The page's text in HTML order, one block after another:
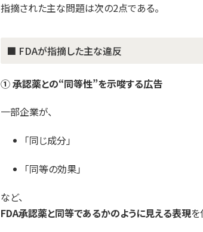
指摘された主な問題は次の2点である。
■ FDAが指摘した主な違反
① 承認薬との“同等性”を示唆する広告
一部企業が、
「同じ成分」
「同等の効果」
など、
FDA承認薬と同等であるかのように見える表現を